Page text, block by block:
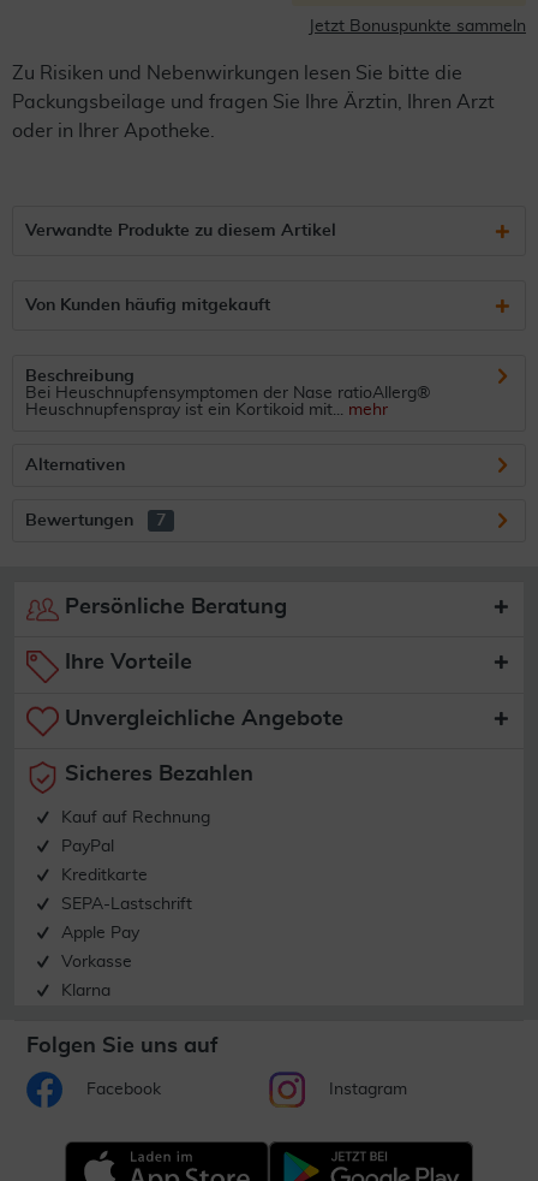
Jetzt Bonuspunkte sammeln
Zu Risiken und Nebenwirkungen lesen Sie bitte die
Packungsbeilage und fragen Sie Ihre Ärztin, Ihren Arzt
oder in Ihrer Apotheke.
Verwandte Produkte zu diesem Artikel
Von Kunden häufig mitgekauft
Beschreibung
Bei Heuschnupfensymptomen der Nase ratioAllerg®
Heuschnupfenspray ist ein Kortikoid mit... mehr
Alternativen
Bewertungen 7
Persönliche Beratung
Ihre Vorteile
Unvergleichliche Angebote
Sicheres Bezahlen
Kauf auf Rechnung
PayPal
Kreditkarte
SEPA-Lastschrift
Apple Pay
Vorkasse
Klarna
Folgen Sie uns auf
Facebook Instagram